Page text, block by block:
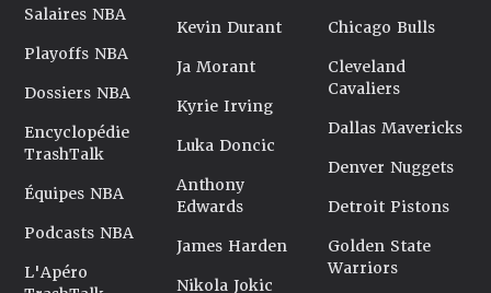
Salaires NBA
Playoffs NBA
Dossiers NBA
Encyclopédie
TrashTalk
Équipes NBA
Podcasts NBA
L'Apéro
Kevin Durant
Ja Morant
Kyrie Irving
Luka Doncic
Anthony
Edwards
James Harden
Nikola Jokic
Chicago Bulls
Cleveland
Cavaliers
Dallas Mavericks
Denver Nuggets
Detroit Pistons
Golden State
Warriors